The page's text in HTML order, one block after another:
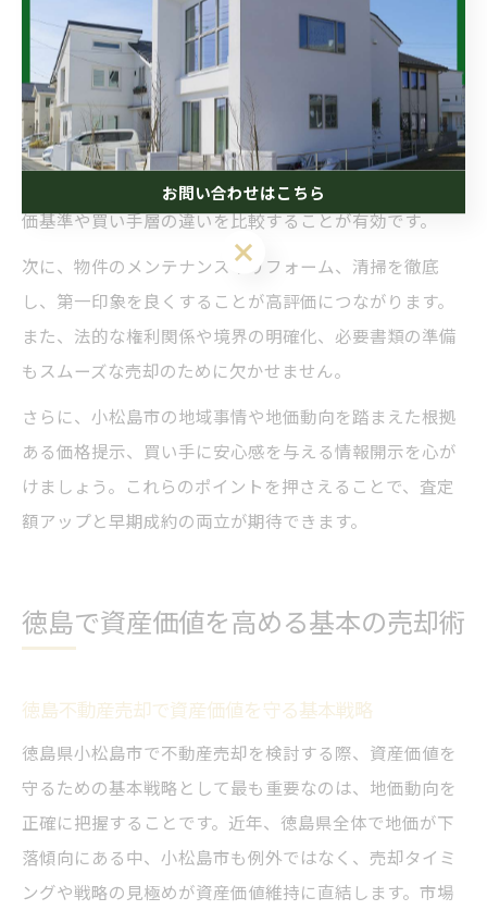
徳島不動産売却で査定を高めるポイント紹介
徳島不動産売却を検討する際、査定額を高めるには複数
の観点から物件の価値を最大限に引き出す工夫が重要で
す。まずは、複数の地元不動産会社に査定を依頼し、評
価基準や買い手層の違いを比較することが有効です。
次に、物件のメンテナンスやリフォーム、清掃を徹底
し、第一印象を良くすることが高評価につながります。
また、法的な権利関係や境界の明確化、必要書類の準備
もスムーズな売却のために欠かせません。
さらに、小松島市の地域事情や地価動向を踏まえた根拠
ある価格提示、買い手に安心感を与える情報開示を心が
けましょう。これらのポイントを押さえることで、査定
額アップと早期成約の両立が期待できます。
徳島で資産価値を高める基本の売却術
徳島不動産売却で資産価値を守る基本戦略
徳島県小松島市で不動産売却を検討する際、資産価値を
守るための基本戦略として最も重要なのは、地価動向を
正確に把握することです。近年、徳島県全体で地価が下
落傾向にある中、小松島市も例外ではなく、売却タイミ
ングや戦略の見極めが資産価値維持に直結します。市場
お問い合わせはこちら